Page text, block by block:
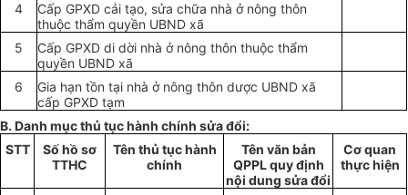
4
Cấp GPXD cảitạo, sửa chữa nhà ở nôngthôn
thuộcthẩm quyền UBND xã
5
Cấp GPXD di dời nhà ở nông thôn thuộcthẩm
quyền UBND xã
6
Gia hạn tồn tại nhà ở nông thôn dược UBND xã
cấp GPXD tạm
B. Danh mục thủ tục hành chính sửa đổi:
STT
Số hồ sơ
TTHC
Tên thủ tụchành
chính
Tên văn bản
QPPL quy định
nội dung sửa đổi
Cơ quan
thực hiện